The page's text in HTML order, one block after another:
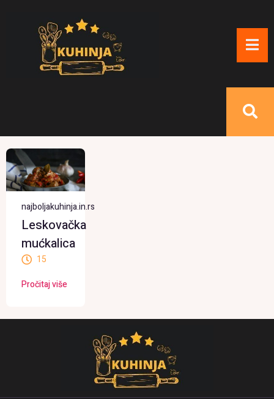
najboljakuhinja.in.rs
Leskovačka
mućkalica
15
Pročitaj više